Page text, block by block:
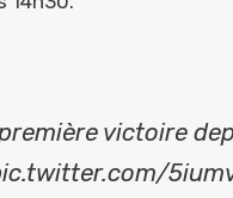
victoire